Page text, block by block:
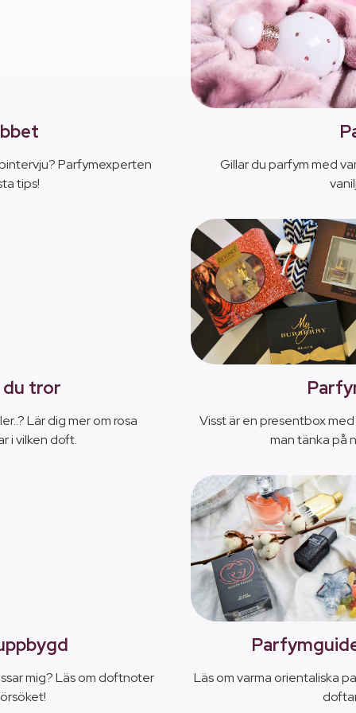
Parfymexperten
tips!
Gillar du parfym med
du tror
Lär dig mer om rosa
i vilken doft.
Visst är en presentbox
man tänka på
mig? Läs om doftnoter
Läs om varma orientaliska